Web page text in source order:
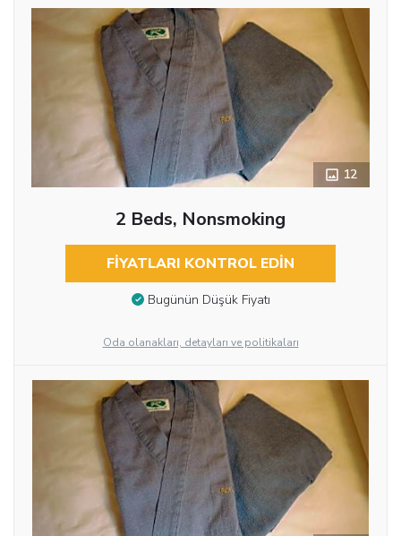
12
2 Beds, Nonsmoking
FIYATLARI KONTROL EDIN
Bugünün Düşük Fiyatı
Oda olanakları, detayları ve politikaları